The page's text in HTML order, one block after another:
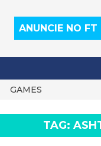
ANUNCIE NO FT
GAMES
TAG: